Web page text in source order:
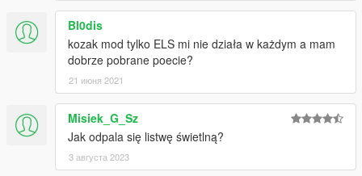
- Base model made from scratch by Lazlow555, purchased by
JeffreyTheDev
- Emergency lighting made from scratch by JeffreyTheDev
- Interior polygons reduced by JeffreyTheDev
- Interior equipment - JeffreyTheDev, Ja Piotrek
- Template, Collisions - JeffreyTheDev
- Liveries - JaPiotrek, JeffreyTheDev
- ELS - JaPiotrek
Bl0dis
kozak mod tylko ELS mi nie działa w każdym a mam
dobrze pobrane poecie?
21 июня 2021
Misiek_G_Sz
Jak odpala się listwę świetlną?
3 августа 2023